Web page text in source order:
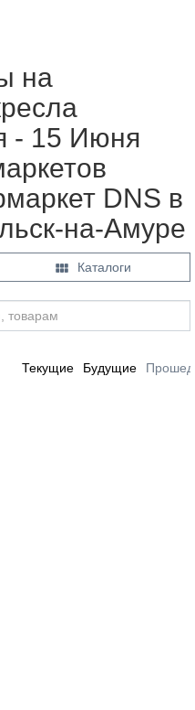
на
- 15 Июня
DNS в
на-Амуре
 Каталоги
Текущие Будущие